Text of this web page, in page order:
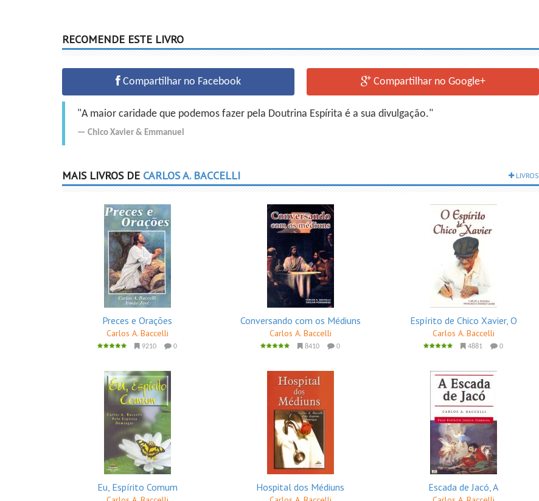
RECOMENDE ESTE LIVRO
Compartilhar no Facebook Compartilhar no Google+
"A maior caridade que podemos fazer pela Doutrina Espírita é a sua divulgação."
Chico Xavier & Emmanuel
MAIS LIVROS DE CARLOS A. BACCELLI LIVROS
Preces e Orações
Carlos A. Baccelli
9210 0
Conversando com os Médiuns
Carlos A. Baccelli
8410 0
Espírito de Chico Xavier, O
Carlos A. Baccelli
4881 0
Eu, Espírito Comum Hospital dos Médiuns Escada de Jacó, A